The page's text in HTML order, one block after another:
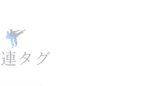
タグ